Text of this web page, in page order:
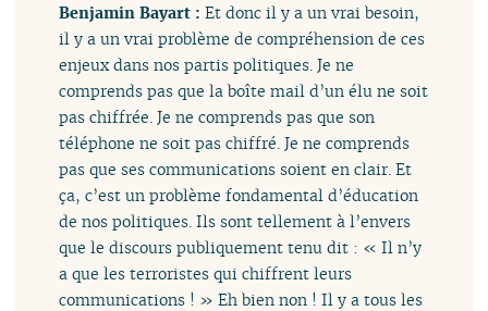
Benjamin Bayart : Et donc il y a un vrai besoin,
il y a un vrai problème de compréhension de ces
enjeux dans nos partis politiques. Je ne
comprends pas que la boîte mail d’un élu ne soit
pas chiffrée. Je ne comprends pas que son
téléphone ne soit pas chiffré. Je ne comprends
pas que ses communications soient en clair. Et
ça, c’est un problème fondamental d’éducation
de nos politiques. Ils sont tellement à l’envers
que le discours publiquement tenu dit : « Il n’y
a que les terroristes qui chiffrent leurs
communications ! » Eh bien non ! Il y a tous les